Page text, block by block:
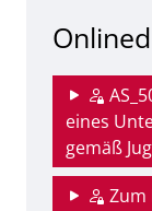
eines
gemäß